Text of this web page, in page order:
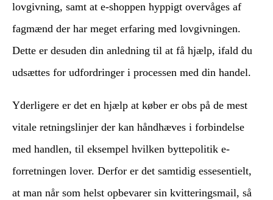
lovgivning, samt at e-shoppen hyppigt overvåges af
fagmænd der har meget erfaring med lovgivningen.
Dette er desuden din anledning til at få hjælp, ifald du
udsættes for udfordringer i processen med din handel.
Yderligere er det en hjælp at køber er obs på de mest
vitale retningslinjer der kan håndhæves i forbindelse
med handlen, til eksempel hvilken byttepolitik e-
forretningen lover. Derfor er det samtidig essesentielt,
at man når som helst opbevarer sin kvitteringsmail, så